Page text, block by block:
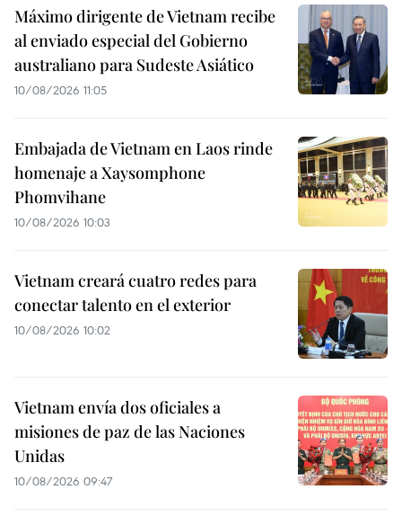
Máximo dirigente de Vietnam recibe
al enviado especial del Gobierno
australiano para Sudeste Asiático
10/08/2026 11:05
Embajada de Vietnam en Laos rinde
homenaje a Xaysomphone
Phomvihane
10/08/2026 10:03
Vietnam creará cuatro redes para
conectar talento en el exterior
10/08/2026 10:02
Vietnam envía dos oficiales a
misiones de paz de las Naciones
Unidas
10/08/2026 09:47